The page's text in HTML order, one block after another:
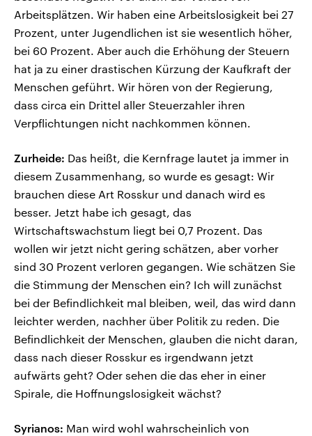
Arbeitsplätzen. Wir haben eine Arbeitslosigkeit bei 27
Prozent, unter Jugendlichen ist sie wesentlich höher,
bei 60 Prozent. Aber auch die Erhöhung der Steuern
hat ja zu einer drastischen Kürzung der Kaufkraft der
Menschen geführt. Wir hören von der Regierung,
dass circa ein Drittel aller Steuerzahler ihren
Verpflichtungen nicht nachkommen können.
Zurheide: Das heißt, die Kernfrage lautet ja immer in
diesem Zusammenhang, so wurde es gesagt: Wir
brauchen diese Art Rosskur und danach wird es
besser. Jetzt habe ich gesagt, das
Wirtschaftswachstum liegt bei 0,7 Prozent. Das
wollen wir jetzt nicht gering schätzen, aber vorher
sind 30 Prozent verloren gegangen. Wie schätzen Sie
die Stimmung der Menschen ein? Ich will zunächst
bei der Befindlichkeit mal bleiben, weil, das wird dann
leichter werden, nachher über Politik zu reden. Die
Befindlichkeit der Menschen, glauben die nicht daran,
dass nach dieser Rosskur es irgendwann jetzt
aufwärts geht? Oder sehen die das eher in einer
Spirale, die Hoffnungslosigkeit wächst?
Syrianos: Man wird wohl wahrscheinlich von